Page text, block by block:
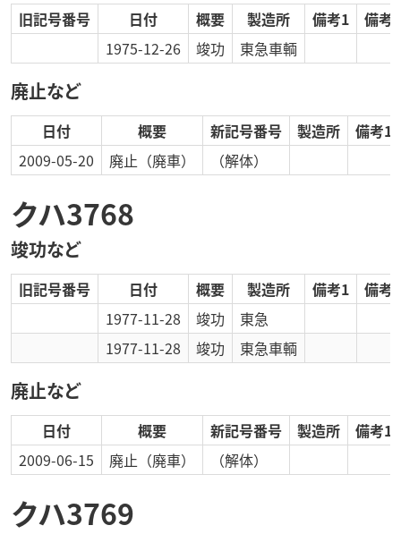
旧記号番号 日付 概要 製造所 備考1
備考2
1975-12-26
竣功 東急車輌
廃止など
日付 概要 新記号番号 製造所
備考1
2009-05-20
廃止 （廃車） （解体）
クハ3768
竣功など
旧記号番号 日付 概要 製造所 備考1
備考2
1977-11-28
竣功
東急
1977-11-28
竣功 東急車輌
廃止など
日付 概要 新記号番号 製造所
備考1
2009-06-15
廃止 （廃車） （解体）
クハ3769